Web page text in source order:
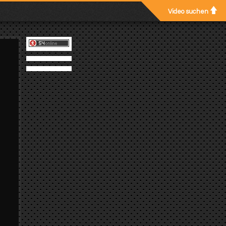
Video suchen